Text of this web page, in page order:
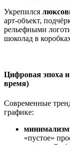
Укрепился
арт‑объект,
рельефными
шоколад в
Цифровая эпоха
время)
Современные
графике:
минимализм
«пустое»